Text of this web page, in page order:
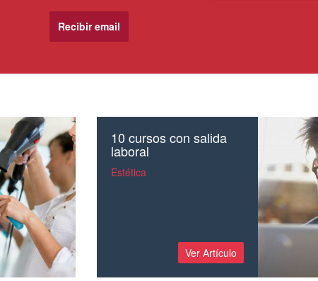
10 cursos con salida
laboral
Estética
Ver Artículo